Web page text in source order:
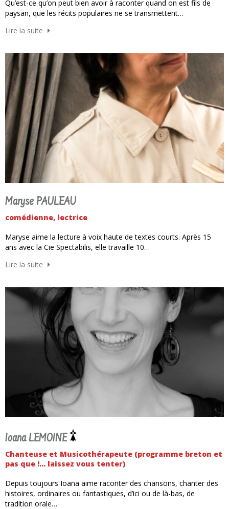
Qu’est-ce qu’on peut bien avoir à raconter quand on est fils de
paysan, que les récits populaires ne se transmettent…
Lire la suite
Maryse PAULEAU
comédienne, lectrice
Maryse aime la lecture à voix haute de textes courts. Après 15
ans avec la Cie Spectabilis, elle travaille 10…
Lire la suite
Ioana LEMOINE
Chanteuse et Musicothérapeute (programme breton et
pas que !... laissez vous tenter)
Depuis toujours Ioana aime raconter des chansons, chanter des
histoires, ordinaires ou fantastiques, d’ici ou de là-bas, de
tradition orale…